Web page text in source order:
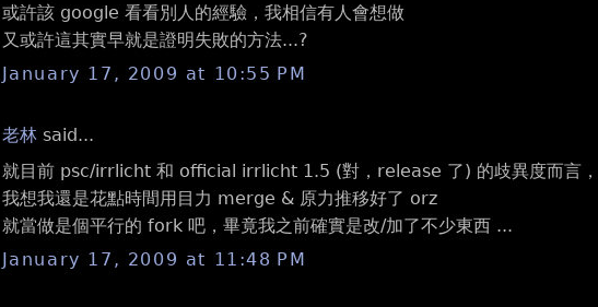
或許該 google 看看別人的經驗，我相信有人會想做
又或許這其實早就是證明失敗的方法...?
January 17, 2009 at 10:55 PM
老林said...
就目前 psc/irrlicht 和 official irrlicht 1.5 (對，release 了) 的歧異度而言，
我想我還是花點時間用目力 merge & 原力推移好了 orz
就當做是個平行的 fork 吧，畢竟我之前確實是改/加了不少東西 ...
January 17, 2009 at 11:48 PM